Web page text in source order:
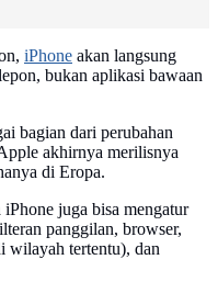
iPhone akan langsung
bukan aplikasi bawaan
bagian dari perubahan
akhirnya merilisnya
di Eropa.
iPhone juga bisa mengatur
panggilan, browser,
wilayah tertentu), dan